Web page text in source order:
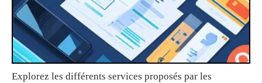
Explorez les différents services proposés par les